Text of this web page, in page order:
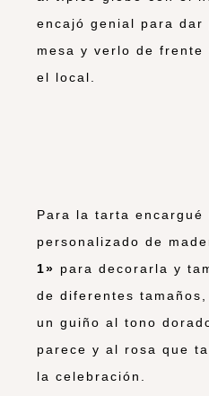
encajó genial para dar
mesa y verlo de frente
el local.
Para la tarta encargué
personalizado de
1» para decorarla y
de diferentes
un guiño al tono
parece y al rosa que
la celebración.